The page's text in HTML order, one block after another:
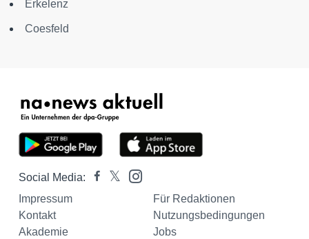
Erkelenz
Coesfeld
Social Media:
Impressum
Für Redaktionen
Kontakt
Nutzungsbedingungen
Akademie
Jobs